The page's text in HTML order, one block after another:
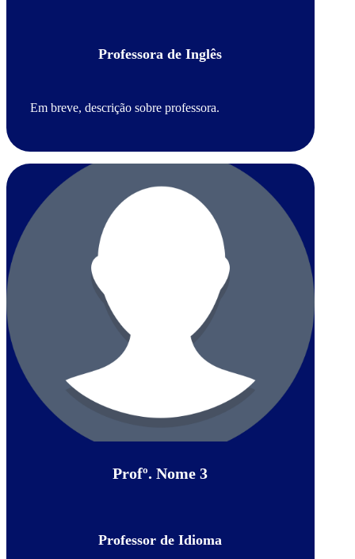
Professora de Inglês
Em breve, descrição sobre professora.
Profº. Nome 3
Professor de Idioma